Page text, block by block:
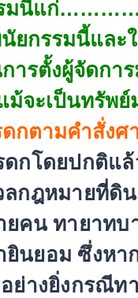
มนี้แก่…
ยกรรมนี้และ
ารตั้งผู้จัดกา
ม้จะเป็นทรัพ
กตามคำสั่งศ
ดกโดยปกติแ
ลกฎหมายที่ดิ
ยคน ทายาทบ
ยินยอม ซึ่งหา
ย่างยิ่งกรณีท